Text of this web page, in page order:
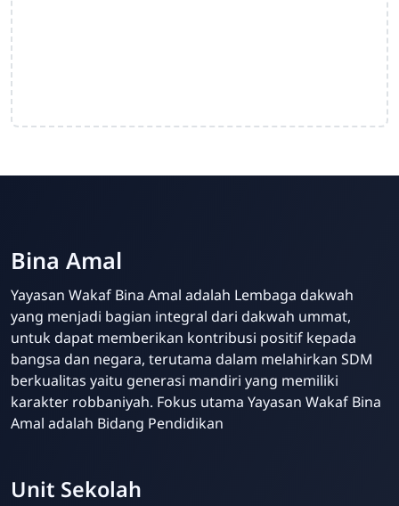
Bina Amal
Yayasan Wakaf Bina Amal adalah Lembaga dakwah
yang menjadi bagian integral dari dakwah ummat,
untuk dapat memberikan kontribusi positif kepada
bangsa dan negara, terutama dalam melahirkan SDM
berkualitas yaitu generasi mandiri yang memiliki
karakter robbaniyah. Fokus utama Yayasan Wakaf Bina
Amal adalah Bidang Pendidikan
Unit Sekolah